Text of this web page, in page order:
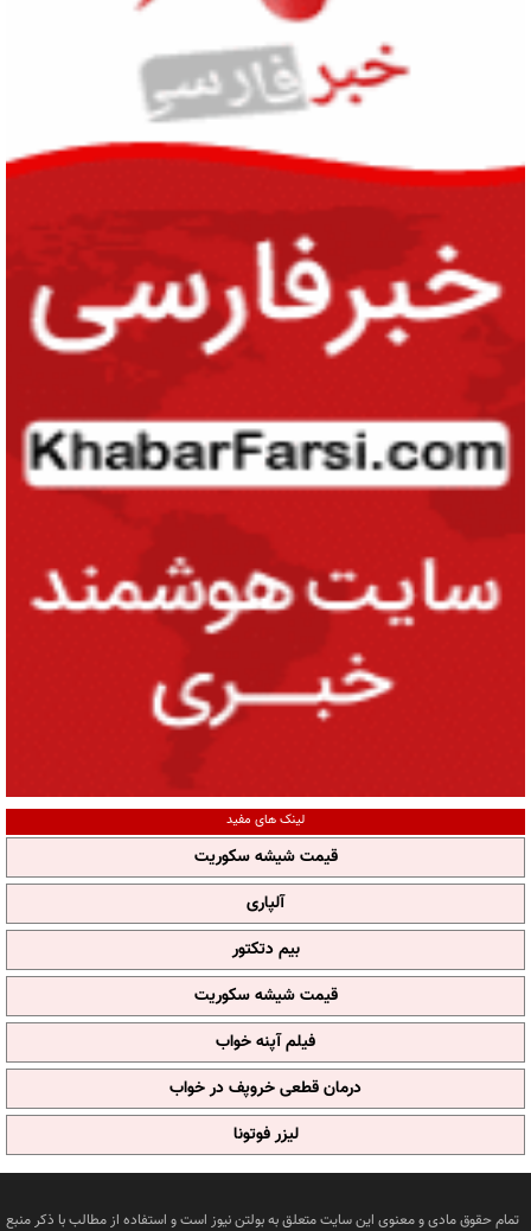
لینک های مفید
قیمت شیشه سکوریت
آلپاری
بیم دتکتور
قیمت شیشه سکوریت
فیلم آپنه خواب
درمان قطعی خروپف در خواب
لیزر فوتونا
تمام حقوق مادی و معنوی این سایت متعلق به بولتن نیوز است و استفاده از مطالب با ذکر منبع